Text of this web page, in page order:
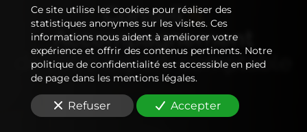
Conseil&
Accompagnement
de votreexpert-comptable
Ce site utilise les cookies pour réaliser des
statistiques anonymes sur les visites. Ces
informations nous aident à améliorer votre
expérience et offrir des contenus pertinents. Notre
politique de confidentialité est accessible en pied
de page dans les mentions légales.
Refuser Accepter